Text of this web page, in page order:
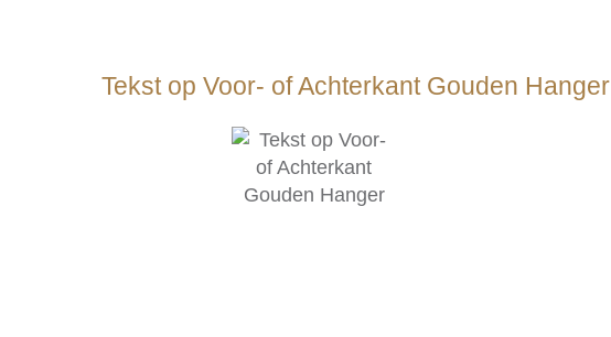
Tekst op Voor- of Achterkant Gouden Hanger